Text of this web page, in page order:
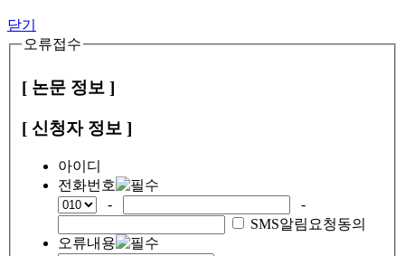
닫기
오류접수
[ 논문 정보 ]
[ 신청자 정보 ]
아이디
전화번호
-
-
SMS알림요청동의
오류내용